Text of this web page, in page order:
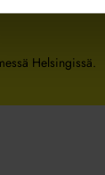
Helsingissä.